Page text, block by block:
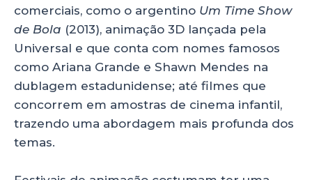
comerciais, como o argentino Um Time Show
de Bola (2013), animação 3D lançada pela
Universal e que conta com nomes famosos
como Ariana Grande e Shawn Mendes na
dublagem estadunidense; até filmes que
concorrem em amostras de cinema infantil,
trazendo uma abordagem mais profunda dos
temas.